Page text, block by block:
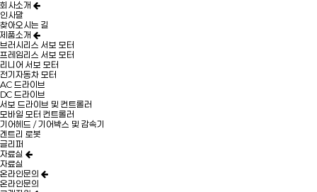
회사소개
인사말
찾아오시는 길
제품소개
브러시리스 서보 모터
프레임리스 서보 모터
리니어 서보 모터
전기자동차 모터
AC 드라이브
DC 드라이브
서보 드라이브 및 컨트롤러
모바일 모터 컨트롤러
기어헤드 / 기어박스 및 감속기
겐트리 로봇
글리퍼
자료실
자료실
온라인문의
온라인문의